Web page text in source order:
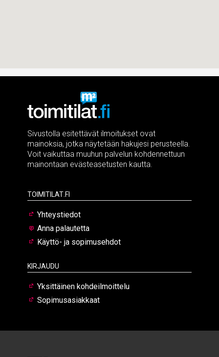
Sivustolla esitettävät ilmoitukset ovat
mainoksia, jotka näytetään hakujesi perusteella.
Voit vaikuttaa muuhun palvelun kohdennettuun
mainontaan evästeasetusten kautta.
Toimitilat.fi
Yhteystiedot
Anna palautetta
Käyttö- ja sopimusehdot
Kirjaudu
Yksittäinen kohdeilmoittelu
Sopimusasiakkaat